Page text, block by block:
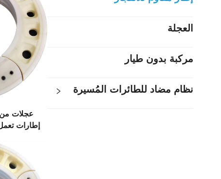
العجلة
مركبة بدون طيار
نظام مضاد للطائرات المُسيرة
عجلات من
إطارات